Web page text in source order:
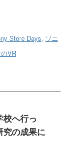
Store Days, ソニ
VR
校へ行っ
究の成果に